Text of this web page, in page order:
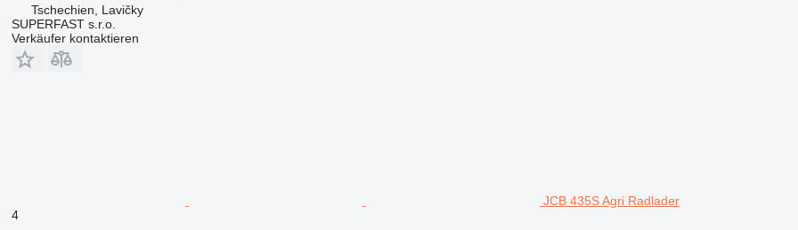
Tschechien, Lavičky
SUPERFAST s.r.o.
Verkäufer kontaktieren
JCB 435S Agri Radlader
4